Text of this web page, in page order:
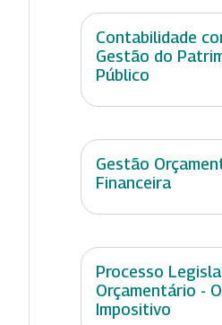
Contabilidade
Gestão do
Público
Gestão
Financeira
Processo
Orçamentário -
Impositivo